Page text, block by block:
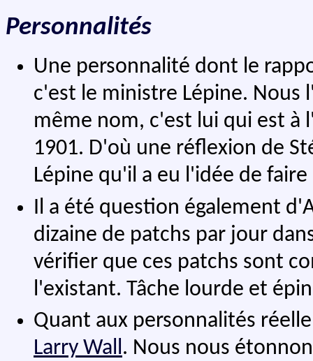
Personnalités
Une personnalité dont le
c'est le ministre Lépine. Nous
même nom, c'est lui qui est à
1901. D'où une réflexion de
Lépine qu'il a eu l'idée de
Il a été question également
dizaine de patchs par jour
vérifier que ces patchs sont
l'existant. Tâche lourde et
Quant aux personnalités
Larry Wall. Nous nous